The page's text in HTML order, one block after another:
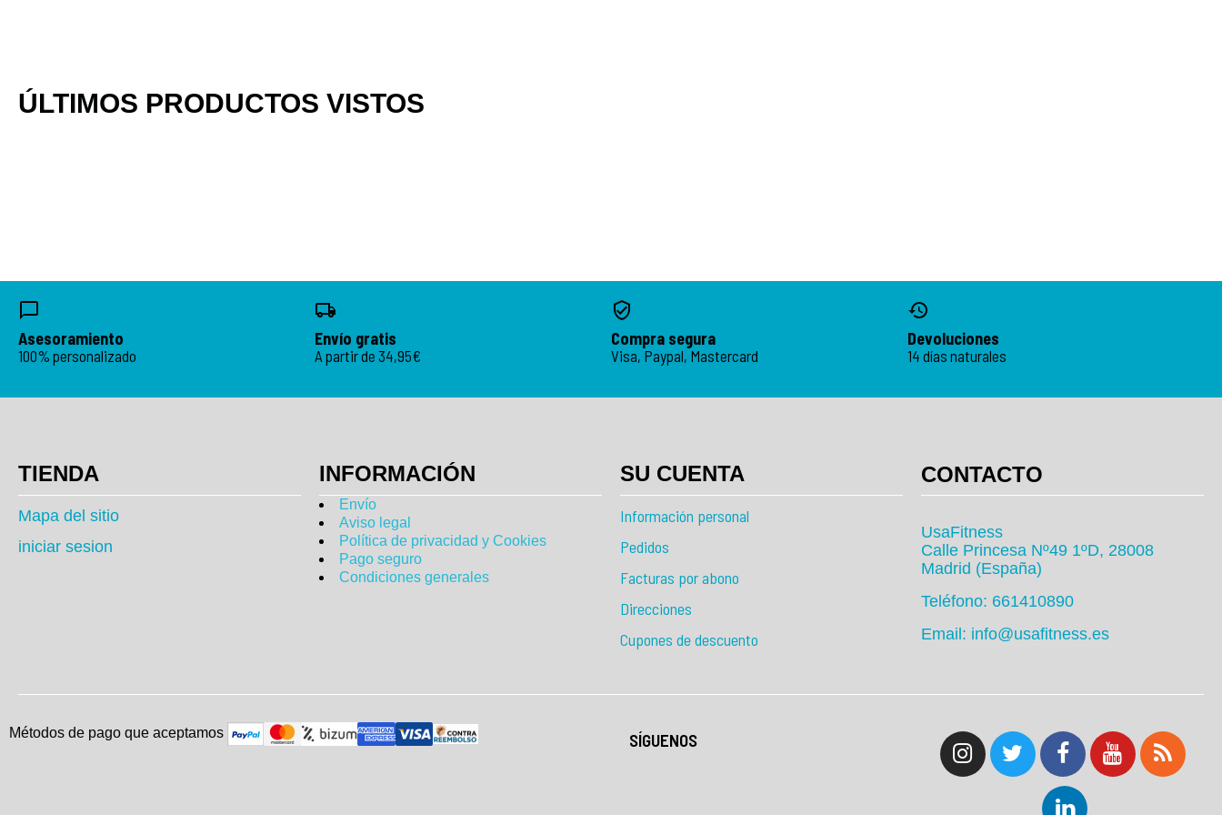
ÚLTIMOS PRODUCTOS VISTOS
Asesoramiento
100% personalizado
Envío gratis
A partir de 34,95€
Compra segura
Visa, Paypal, Mastercard
Devoluciones
14 días naturales
TIENDA
Mapa del sitio
iniciar sesion
INFORMACIÓN
Envío
Aviso legal
Política de privacidad y Cookies
Pago seguro
Condiciones generales
SU CUENTA
Información personal
Pedidos
Facturas por abono
Direcciones
Cupones de descuento
CONTACTO
UsaFitness
Calle Princesa Nº49 1ºD, 28008
Madrid (España)
Teléfono: 661410890
Email: info@usafitness.es
Métodos de pago que aceptamos SÍGUENOS